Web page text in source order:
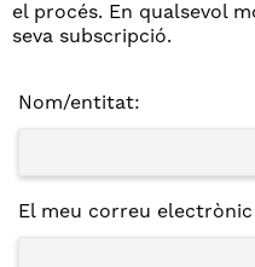
el procés. En qualsevol
seva subscripció.
Nom/entitat:
El meu correu electrònic